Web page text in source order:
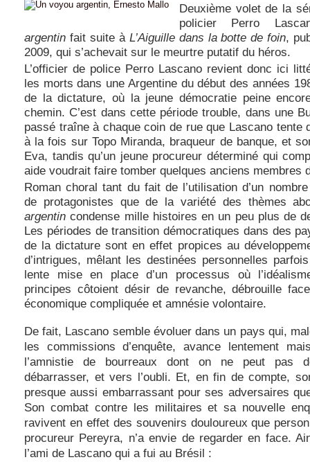
Deuxième volet de la
policier Perro
argentin fait suite à L’Aiguille dans la botte de foin,
2009, qui s’achevait sur le meurtre putatif du héros.
L’officier de police Perro Lascano revient donc ici
les morts dans une Argentine du début des années
de la dictature, où la jeune démocratie peine
chemin. C’est dans cette période trouble, dans une
passé traîne à chaque coin de rue que Lascano tente
à la fois sur Topo Miranda, braqueur de banque, et
Eva, tandis qu’un jeune procureur déterminé qui
aide voudrait faire tomber quelques anciens membres
Roman choral tant du fait de l’utilisation d’un
de protagonistes que de la variété des thèmes
argentin condense mille histoires en un peu plus de
Les périodes de transition démocratiques dans des
de la dictature sont en effet propices au
d’intrigues, mêlant les destinées personnelles
lente mise en place d’un processus où
principes côtoient désir de revanche, débrouille
économique compliquée et amnésie volontaire.
De fait, Lascano semble évoluer dans un pays qui,
les commissions d’enquête, avance lentement
l’amnistie de bourreaux dont on ne peut pas
débarrasser, et vers l’oubli. Et, en fin de compte,
presque aussi embarrassant pour ses adversaires
Son combat contre les militaires et sa nouvelle
ravivent en effet des souvenirs douloureux que
procureur Pereyra, n’a envie de regarder en face.
l’ami de Lascano qui a fui au Brésil :